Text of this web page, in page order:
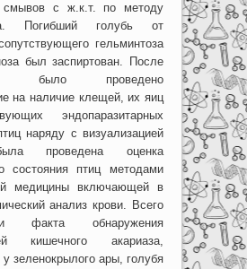
смывов с ж.к.т. по методу
Погибший голубь от
гельминтоза
был заспиртован. После
было проведено
на наличие клещей, их яиц
эндопаразитарных
наряду с визуализацией
проведена оценка
состояния птиц методами
медицины включающей в
анализ крови. Всего
факта обнаружения
кишечного акариаза,
зеленокрылого ары, голубя